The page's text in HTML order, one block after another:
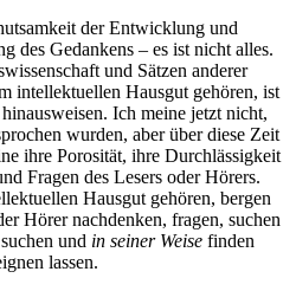
der Entwicklung und
des Gedankens – es ist nicht alles.
und Sätzen anderer
intellektuellen Hausgut gehören, ist
Ich meine jetzt nicht,
wurden, aber über diese Zeit
ihre Porosität, ihre Durchlässigkeit
Fragen des Lesers oder Hörers.
Hausgut gehören, bergen
Hörer nachdenken, fragen, suchen
suchen und in seiner Weise finden
lassen.